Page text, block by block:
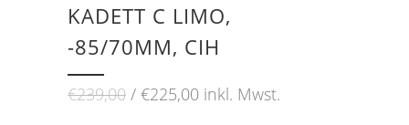
KADETT C LIMO,
-85/70MM, CIH
€239,00Ursprünglicher
€225,00Aktueller
inkl. Mwst.